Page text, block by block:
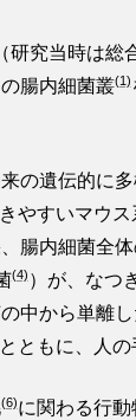
究当時は総
腸内細菌叢(1)
の遺伝的に
やすいマウ
腸内細菌全
(4)）が、なつ
中から単離
ともに、人の
(6)に関わる行